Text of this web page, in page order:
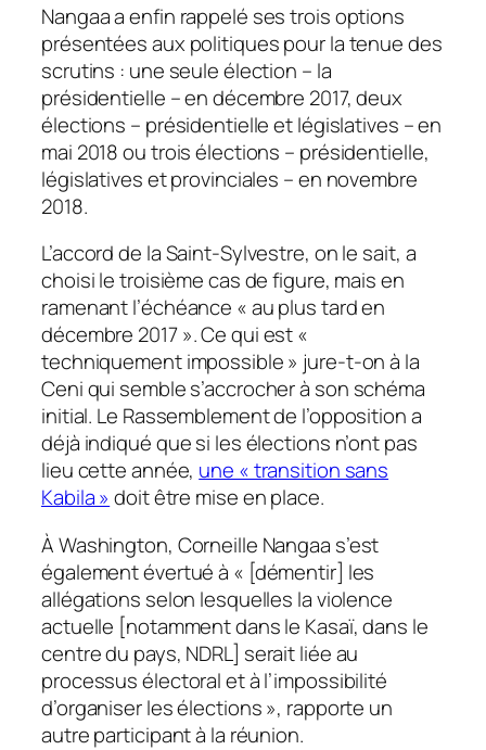
Nangaa a enfin rappelé ses trois options
présentées aux politiques pour la tenue des
scrutins : une seule élection – la
présidentielle – en décembre 2017, deux
élections – présidentielle et législatives – en
mai 2018 ou trois élections – présidentielle,
législatives et provinciales – en novembre
2018.
L’accord de la Saint-Sylvestre, on le sait, a
choisi le troisième cas de figure, mais en
ramenant l’échéance « au plus tard en
décembre 2017 ». Ce qui est «
techniquement impossible » jure-t-on à la
Ceni qui semble s’accrocher à son schéma
initial. Le Rassemblement de l’opposition a
déjà indiqué que si les élections n’ont pas
lieu cette année, une « transition sans
Kabila » doit être mise en place.
À Washington, Corneille Nangaa s’est
également évertué à « [démentir] les
allégations selon lesquelles la violence
actuelle [notamment dans le Kasaï, dans le
centre du pays, NDRL] serait liée au
processus électoral et à l’impossibilité
d’organiser les élections », rapporte un
autre participant à la réunion.